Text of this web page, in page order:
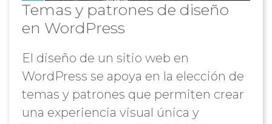
Temas y patrones de diseño
en WordPress
El diseño de un sitio web en
WordPress se apoya en la elección de
temas y patrones que permiten crear
una experiencia visual única y